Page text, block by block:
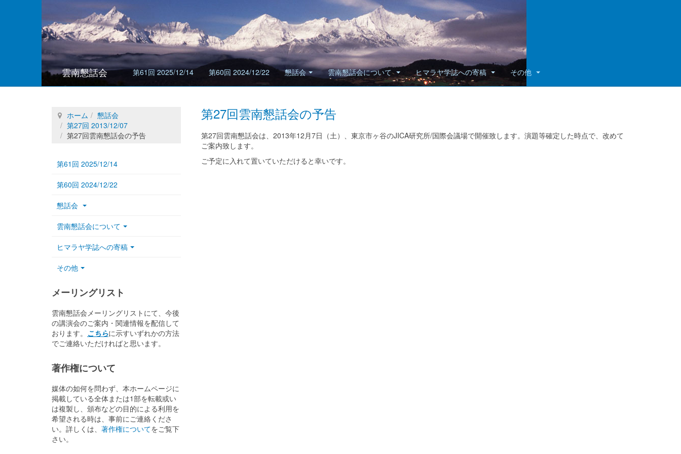
雲南懇話会 第61回 2025/12/14 第60回 2024/12/22 懇話会 雲南懇話会について ヒマラヤ学誌への寄稿 その他
第27回雲南懇話会の予告
第27回雲南懇話会は、2013年12月7日（土）、東京市ヶ谷のJICA研究所/国際会議場で開催致します。演題等確定した時点で、改めて
ご案内致します。
ご予定に入れて置いていただけると幸いです。
ホーム
懇話会
第27回 2013/12/07
第27回雲南懇話会の予告
第61回 2025/12/14
第60回 2024/12/22
懇話会
雲南懇話会について
ヒマラヤ学誌への寄稿
その他
メーリングリスト
雲南懇話会メーリングリストにて、今後
の講演会のご案内・関連情報を配信して
おります。 こちらに示すいずれかの方法
でご連絡いただければと思います。
著作権について
媒体の如何を問わず、本ホームページに
掲載している全体または1部を転載或い
は複製し、頒布などの目的による利用を
希望される時は、事前にご連絡くださ
い。詳しくは、 著作権についてをご覧下
さい。